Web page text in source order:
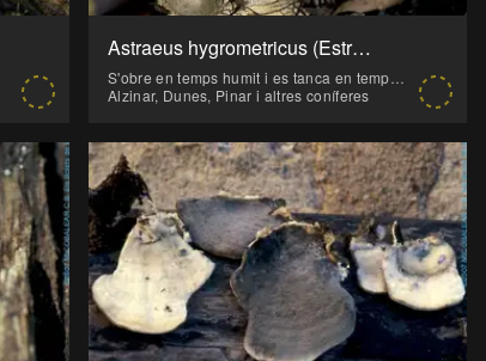
Astraeus hygrometricus (Estrella de terra)
S'obre en temps humit i es tanca en temps sec, i així les gotes d'aigua cauen damunt ell i fan que surtin la gran quantitat d'espores que sembla que surt fum per la part apical.
Alzinar, Dunes, Pinar i altres coníferes